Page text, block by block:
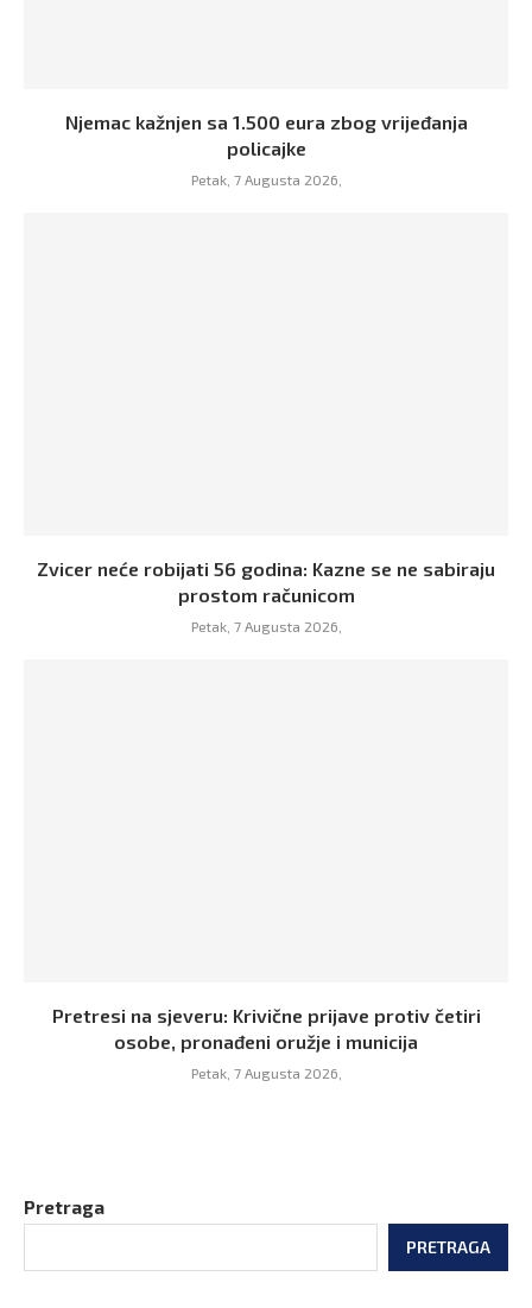
Njemac kažnjen sa 1.500 eura zbog vrijeđanja
policajke
Petak, 7 Augusta 2026,
Zvicer neće robijati 56 godina: Kazne se ne sabiraju
prostom računicom
Petak, 7 Augusta 2026,
Pretresi na sjeveru: Krivične prijave protiv četiri
osobe, pronađeni oružje i municija
Petak, 7 Augusta 2026,
Pretraga
PRETRAGA